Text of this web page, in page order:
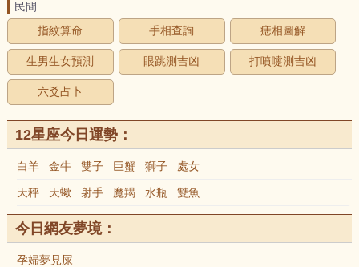
民間
指紋算命
手相查詢 痣相圖解
生男生女預測 眼跳測吉凶 打噴嚏測吉凶
六爻占卜
12星座今日運勢：
白羊 金牛 雙子 巨蟹 獅子 處女
天秤 天蠍 射手 魔羯 水瓶 雙魚
今日網友夢境：
孕婦夢見屎